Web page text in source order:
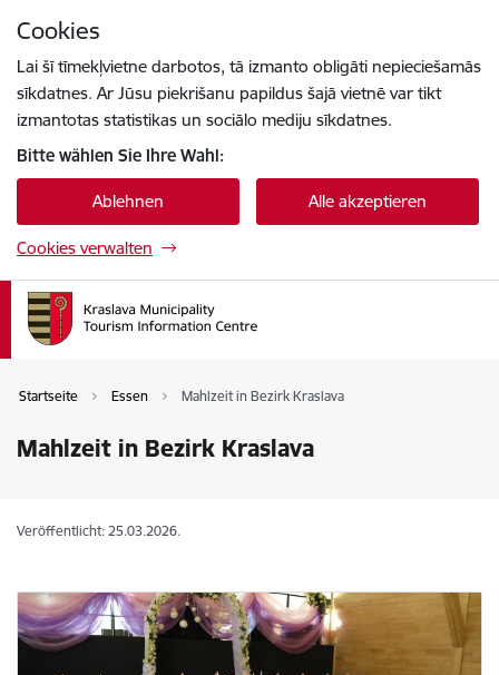
Cookies
Lai šī tīmekļvietne darbotos, tā izmanto obligāti nepieciešamās
sīkdatnes. Ar Jūsu piekrišanu papildus šajā vietnē var tikt
izmantotas statistikas un sociālo mediju sīkdatnes.
Bitte wählen Sie Ihre Wahl:
Ablehnen Alle akzeptieren
Cookies verwalten
Startseite Essen Mahlzeit in Bezirk Kraslava
Mahlzeit in Bezirk Kraslava
Veröffentlicht: 25.03.2026.